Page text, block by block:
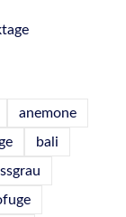
anemone
bali